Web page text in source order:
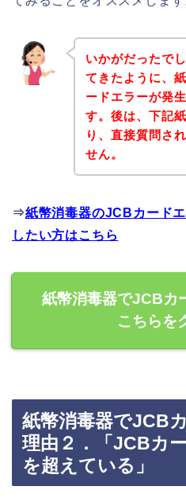
いかがだったで
てきたように、
ードエラーが発
す。後は、下記
り、直接質問さ
せん。
⇒紙幣消毒器のJCBカード
したい方はこちら
紙幣消毒器でJCBカ
こちらを
紙幣消毒器でJCB
理由２．「JCBカ
を超えている」